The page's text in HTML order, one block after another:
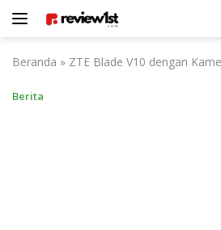
Beranda » ZTE Blade V10 dengan
Berita